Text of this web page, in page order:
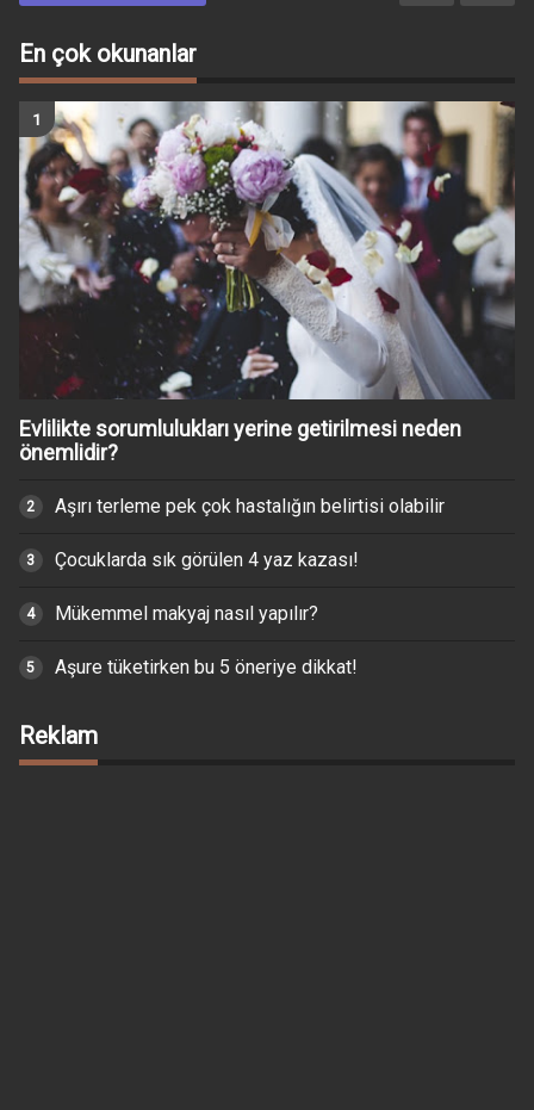
En çok okunanlar
Evlilikte sorumlulukları yerine getirilmesi neden
önemlidir?
Aşırı terleme pek çok hastalığın belirtisi olabilir
Çocuklarda sık görülen 4 yaz kazası!
Mükemmel makyaj nasıl yapılır?
Aşure tüketirken bu 5 öneriye dikkat!
Reklam